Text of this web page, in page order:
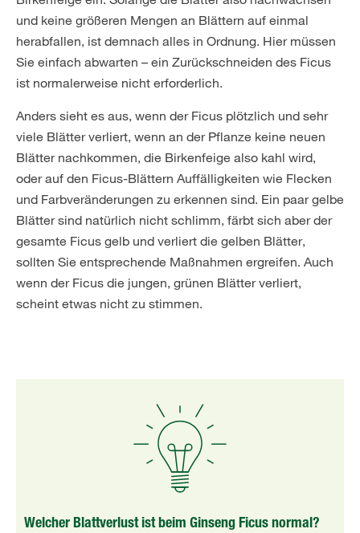
und keine größeren Mengen an Blättern auf einmal
herabfallen, ist demnach alles in Ordnung. Hier müssen
Sie einfach abwarten – ein Zurückschneiden des Ficus
ist normalerweise nicht erforderlich.
Anders sieht es aus, wenn der Ficus plötzlich und sehr
viele Blätter verliert, wenn an der Pflanze keine neuen
Blätter nachkommen, die Birkenfeige also kahl wird,
oder auf den Ficus-Blättern Auffälligkeiten wie Flecken
und Farbveränderungen zu erkennen sind. Ein paar gelbe
Blätter sind natürlich nicht schlimm, färbt sich aber der
gesamte Ficus gelb und verliert die gelben Blätter,
sollten Sie entsprechende Maßnahmen ergreifen. Auch
wenn der Ficus die jungen, grünen Blätter verliert,
scheint etwas nicht zu stimmen.
Welcher Blattverlust ist beim Ginseng Ficus normal?